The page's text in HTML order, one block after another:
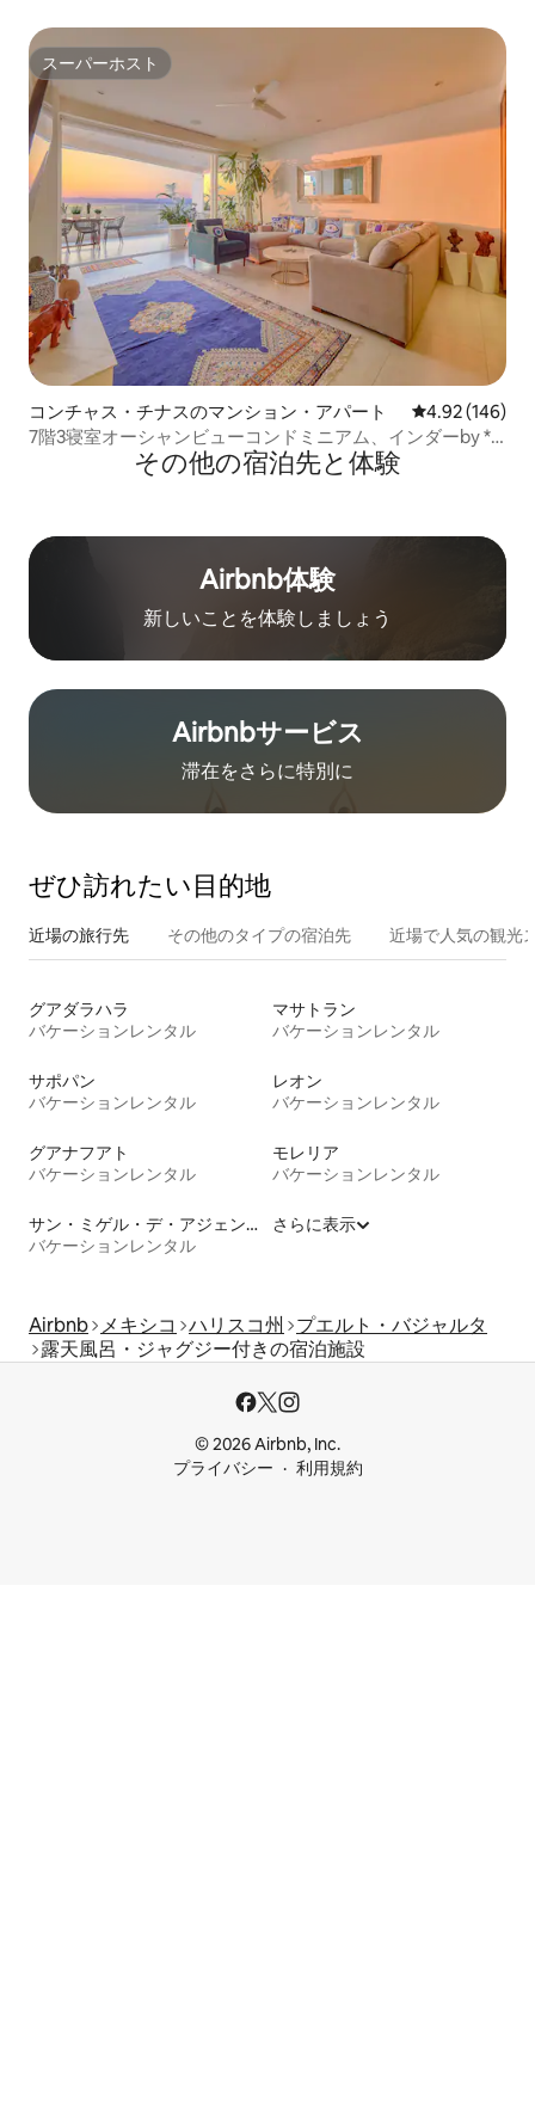
スーパーホスト
スーパーホスト
コンチャス・チナスのマンション・アパート レビュー146
4.92 (146)
7階3寝室オーシャンビューコンドミニアム、インダーby *
その他の宿⁠泊⁠先と体⁠験
Airbnb体験
新しいことを体験しましょう
Airbnb⁠サ⁠ー⁠ビ⁠ス
滞在をさ⁠ら⁠に特⁠別⁠に
ぜひ訪⁠れ⁠た⁠い目⁠的⁠地
近場の旅行先 その他のタ⁠イ⁠プ⁠の宿⁠泊⁠先 近場で人気の観光
グアダラハラ
バケーションレンタル
マサトラン
バケーションレンタル
サポパン
バケーションレンタル
レオン
バケーションレンタル
グアナフアト
バケーションレンタル
モレリア
バケーションレンタル
サン・ミゲル・デ・アジェンデ
バケーションレンタル
さらに表示
Airbnb メキシコ ハリスコ州
プエルト・バジャルタ
露天風呂・ジャグジー付きの宿泊施設
© 2026 Airbnb, Inc.
プライバシー
利用規約